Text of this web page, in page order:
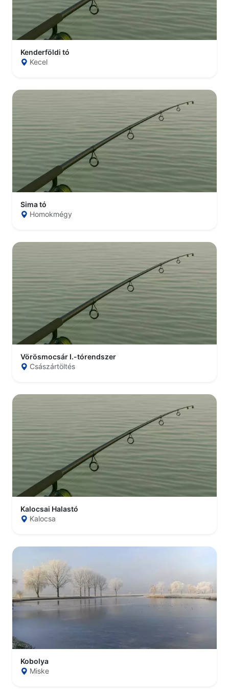
Kenderföldi tó
Kecel
Sima tó
Homokmégy
Vörösmocsár I.-tórendszer
Császártöltés
Kalocsai Halastó
Kalocsa
Kobolya
Miske